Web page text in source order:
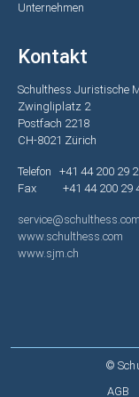
Unternehmen
Kontakt
Schulthess Juristische
Zwingliplatz 2
Postfach 2218
CH-8021 Zürich
Telefon +41 44 200 29
Fax +41 44 200 29
service@schulthess.com
www.schulthess.com
www.sjm.ch
©
AGB